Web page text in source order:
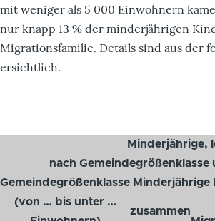
mit weniger als 5 000 Einwohnern
nur knapp 13 % der minderjährigen
Migrationsfamilie. Details sind aus der
ersichtlich.
Minderjährige,
nach
Gemeindegrößenklasse
(von … bis unter …
Minderjährige
zusammen